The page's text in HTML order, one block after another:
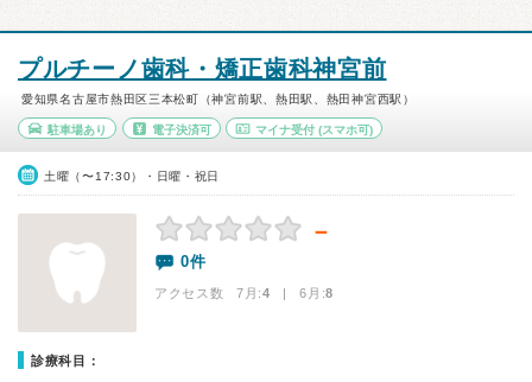
プルチーノ歯科・矯正歯科神宮前
愛知県名古屋市熱田区三本松町（神宮前駅、熱田駅、熱田神宮西駅）
駐車場あり 電子決済可 マイナ受付 (スマホ可)
土曜（〜17:30）・日曜・祝日
－
0件
アクセス数 7月:4 | 6月:8
診療科目：